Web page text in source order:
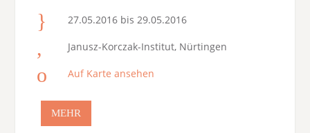
27.05.2016 bis 29.05.2016
Janusz-Korczak-Institut, Nürtingen
Auf Karte ansehen
MEHR